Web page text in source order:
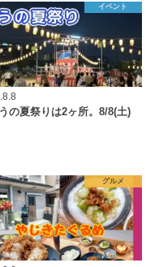
イベント
の夏祭りは2ヶ所。8/8(土)
グルメ